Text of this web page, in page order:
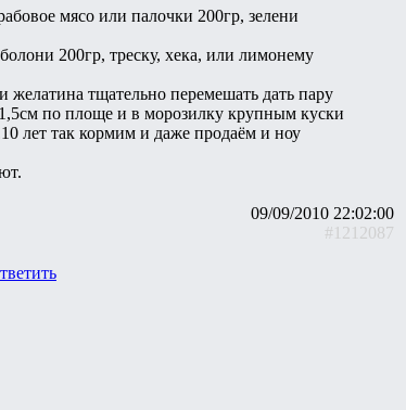
мясо или палочки 200гр, зелени
200гр, треску, хека, или лимонему
желатина тщательно перемешать дать пару
по площе и в морозилку крупным куски
лет так кормим и даже продаём и ноу
09/09/2010 22:02:00
#1212087